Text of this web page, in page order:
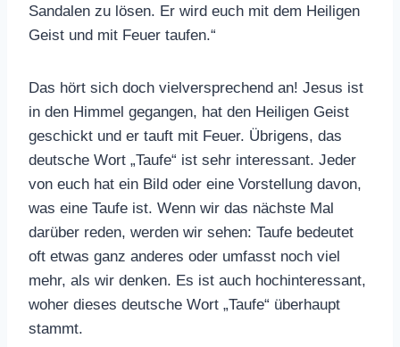
Sandalen zu lösen. Er wird euch mit dem Heiligen
Geist und mit Feuer taufen.“
Das hört sich doch vielversprechend an! Jesus ist
in den Himmel gegangen, hat den Heiligen Geist
geschickt und er tauft mit Feuer. Übrigens, das
deutsche Wort „Taufe“ ist sehr interessant. Jeder
von euch hat ein Bild oder eine Vorstellung davon,
was eine Taufe ist. Wenn wir das nächste Mal
darüber reden, werden wir sehen: Taufe bedeutet
oft etwas ganz anderes oder umfasst noch viel
mehr, als wir denken. Es ist auch hochinteressant,
woher dieses deutsche Wort „Taufe“ überhaupt
stammt.